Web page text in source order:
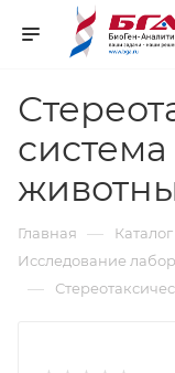
Главная — Каталог
Исследование
—